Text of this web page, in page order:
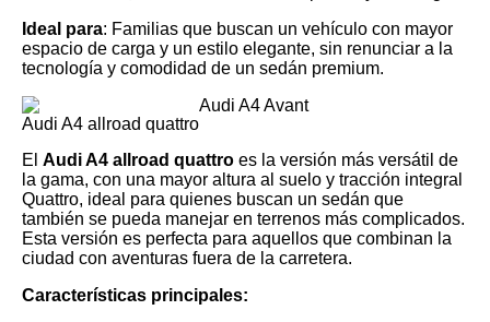
Ideal para: Familias que buscan un vehículo con mayor
espacio de carga y un estilo elegante, sin renunciar a la
tecnología y comodidad de un sedán premium.
Audi A4 allroad quattro
El Audi A4 allroad quattro es la versión más versátil de
la gama, con una mayor altura al suelo y tracción integral
Quattro, ideal para quienes buscan un sedán que
también se pueda manejar en terrenos más complicados.
Esta versión es perfecta para aquellos que combinan la
ciudad con aventuras fuera de la carretera.
Características principales: